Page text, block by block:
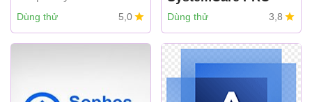
Dùng thử 5,0 IObit
Dùng thử 3,8